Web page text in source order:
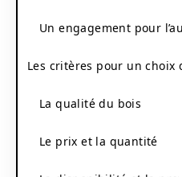
Un engagement pour
Les critères pour un choix
La qualité du bois
Le prix et la quantité